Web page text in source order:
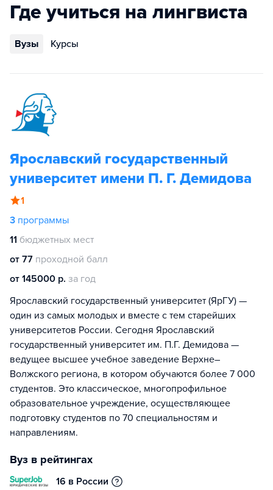
Где учиться на лингвиста
Вузы Курсы
Ярославский государственный
университет имени П. Г. Демидова
1
3 программы
11 бюджетных мест
от 77 проходной балл
от 145000 р. за год
Ярославский государственный университет (ЯрГУ) —
один из самых молодых и вместе с тем старейших
университетов России. Сегодня Ярославский
государственный университет им. П.Г. Демидова —
ведущее высшее учебное заведение Верхне–
Волжского региона, в котором обучаются более 7 000
студентов. Это классическое, многопрофильное
образовательное учреждение, осуществляющее
подготовку студентов по 70 специальностям и
направлениям.
Вуз в рейтингах
16 в России